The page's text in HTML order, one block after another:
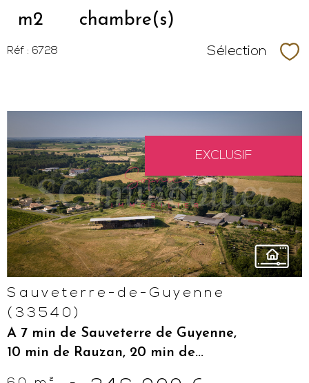
m2 chambre(s)
Réf : 6728 Sélection
EXCLUSIF
VOIR LE
BIEN
Sauveterre-de-Guyenne
(33540)
A 7 min de Sauveterre de Guyenne,
10 min de Rauzan, 20 min de...